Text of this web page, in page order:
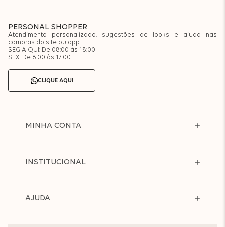
PERSONAL SHOPPER
Atendimento personalizado, sugestões de looks e ajuda nas
compras do site ou app.
SEG A QUI: De 08:00 às 18:00
SEX: De 8:00 às 17:00
CLIQUE AQUI
MINHA CONTA
INSTITUCIONAL
AJUDA